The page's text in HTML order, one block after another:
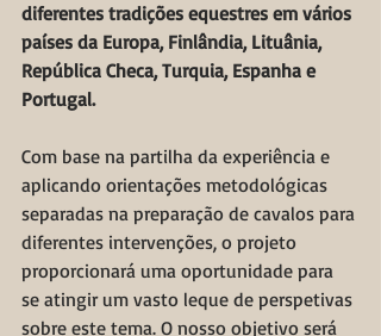
diferentes tradições equestres em vários
países da Europa, Finlândia, Lituânia,
República Checa, Turquia, Espanha e
Portugal.
Com base na partilha da experiência e
aplicando orientações metodológicas
separadas na preparação de cavalos para
diferentes intervenções, o projeto
proporcionará uma oportunidade para
se atingir um vasto leque de perspetivas
sobre este tema. O nosso objetivo será